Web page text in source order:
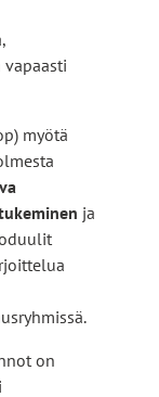
myötä
ja
on